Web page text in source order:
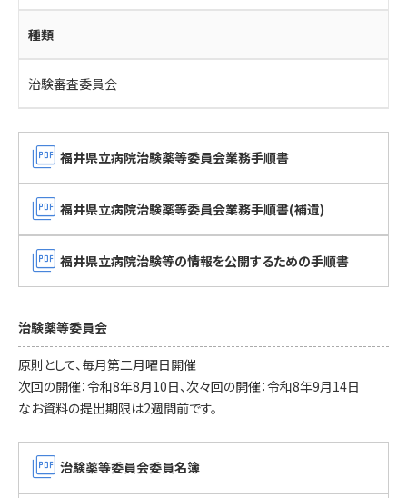
種類
治験審査委員会
picture_as_pdf 福井県立病院治験薬等委員会業務手順書
picture_as_pdf 福井県立病院治験薬等委員会業務手順書(補遺)
picture_as_pdf 福井県立病院治験等の情報を公開するための手順書
治験薬等委員会
原則として、毎月第二月曜日開催
次回の開催：令和8年8月10日、次々回の開催：令和8年9月14日
なお資料の提出期限は2週間前です。
picture_as_pdf 治験薬等委員会委員名簿